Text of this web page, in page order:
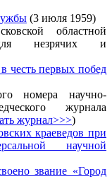
(3 июля 1959)
областной
незрячих и
честь первых побед
номера научно-
журнала
журнал>>>)
краеведов при
научной
звание «Город